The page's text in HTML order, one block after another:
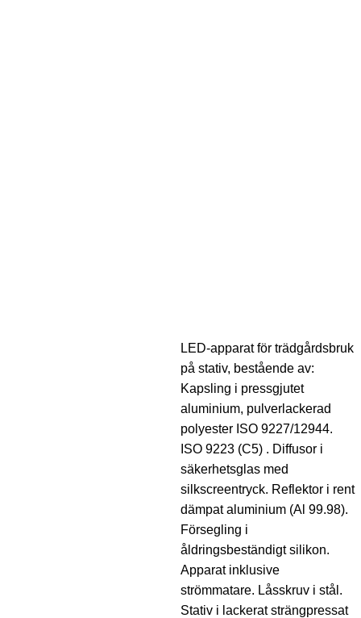
LED-apparat för trädgårdsbruk
på stativ, bestående av:
Kapsling i pressgjutet
aluminium, pulverlackerad
polyester ISO 9227/12944.
ISO 9223 (C5) . Diffusor i
säkerhetsglas med
silkscreentryck. Reflektor i rent
dämpat aluminium (Al 99.98).
Försegling i
åldringsbeständigt silikon.
Apparat inklusive
strömmatare. Låsskruv i stål.
Stativ i lackerat strängpressat